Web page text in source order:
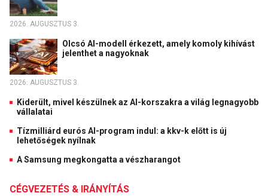
2026. AUGUSZTUS 3.
Olcsó AI-modell érkezett, amely komoly kihívást
jelenthet a nagyoknak
2026. AUGUSZTUS 3.
Kiderült, mivel készülnek az AI-korszakra a világ legnagyobb
vállalatai
Tízmilliárd eurós AI-program indul: a kkv-k előtt is új
lehetőségek nyílnak
A Samsung megkongatta a vészharangot
CÉGVEZETÉS & IRÁNYÍTÁS